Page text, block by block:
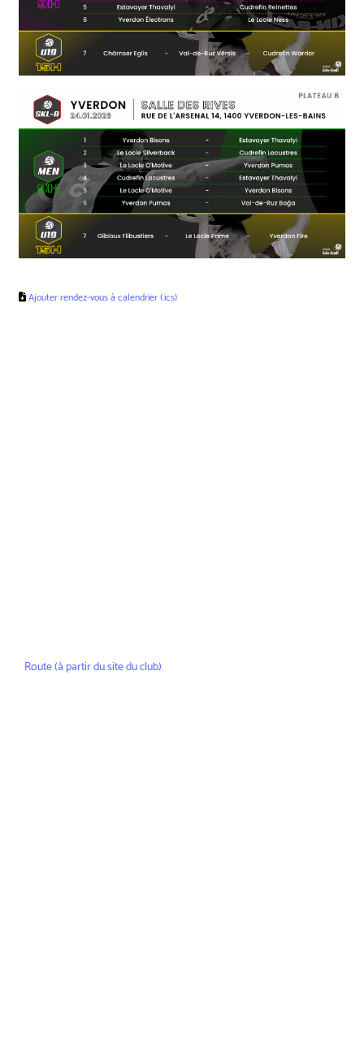
Ajouter rendez-vous à calendrier (.ics)
Route (à partir du site du club)